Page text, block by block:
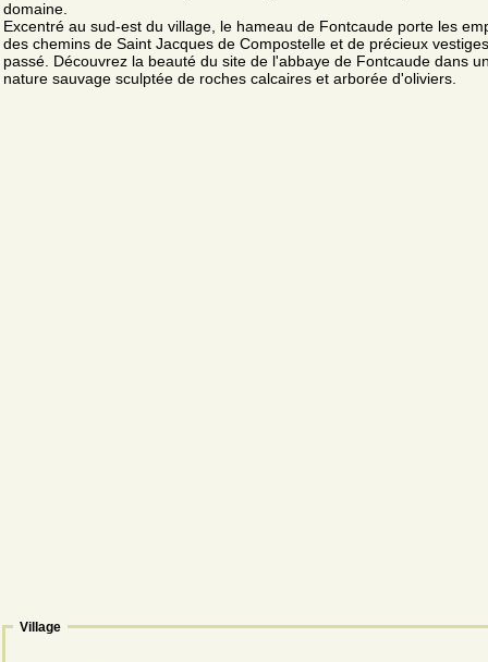
domaine.
Excentré au sud-est du village, le hameau de Fontcaude porte les
des chemins de Saint Jacques de Compostelle et de précieux
passé. Découvrez la beauté du site de l'abbaye de Fontcaude dans
nature sauvage sculptée de roches calcaires et arborée d'oliviers.
Village